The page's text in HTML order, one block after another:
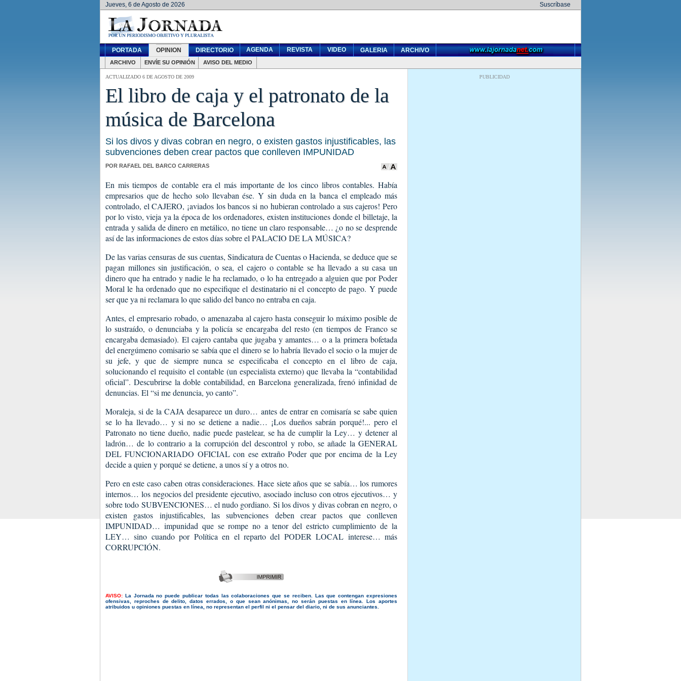
Jueves, 6 de Agosto de 2026 Suscríbase
PORTADA OPINION DIRECTORIO AGENDA REVISTA VIDEO GALERIA ARCHIVO
ARCHIVO ENVÍE SU OPINIÓN AVISO DEL MEDIO
PUBLICIDAD
ACTUALIZADO 6 DE AGOSTO DE 2009
El libro de caja y el patronato de la
música de Barcelona
Si los divos y divas cobran en negro, o existen gastos injustificables, las
subvenciones deben crear pactos que conlleven IMPUNIDAD
POR RAFAEL DEL BARCO CARRERAS
En mis tiempos de contable era el más importante de los cinco libros contables. Había
empresarios que de hecho solo llevaban ése. Y sin duda en la banca el empleado más
controlado, el CAJERO, ¡aviados los bancos si no hubieran controlado a sus cajeros! Pero
por lo visto, vieja ya la época de los ordenadores, existen instituciones donde el billetaje, la
entrada y salida de dinero en metálico, no tiene un claro responsable… ¿o no se desprende
así de las informaciones de estos días sobre el PALACIO DE LA MÚSICA?
De las varias censuras de sus cuentas, Sindicatura de Cuentas o Hacienda, se deduce que se
pagan millones sin justificación, o sea, el cajero o contable se ha llevado a su casa un
dinero que ha entrado y nadie le ha reclamado, o lo ha entregado a alguien que por Poder
Moral le ha ordenado que no especifique el destinatario ni el concepto de pago. Y puede
ser que ya ni reclamara lo que salido del banco no entraba en caja.
Antes, el empresario robado, o amenazaba al cajero hasta conseguir lo máximo posible de
lo sustraído, o denunciaba y la policía se encargaba del resto (en tiempos de Franco se
encargaba demasiado). El cajero cantaba que jugaba y amantes… o a la primera bofetada
del energúmeno comisario se sabía que el dinero se lo habría llevado el socio o la mujer de
su jefe, y que de siempre nunca se especificaba el concepto en el libro de caja,
solucionando el requisito el contable (un especialista externo) que llevaba la “contabilidad
oficial”. Descubrirse la doble contabilidad, en Barcelona generalizada, frenó infinidad de
denuncias. El “si me denuncia, yo canto”.
Moraleja, si de la CAJA desaparece un duro… antes de entrar en comisaría se sabe quien
se lo ha llevado… y si no se detiene a nadie… ¡Los dueños sabrán porqué!... pero el
Patronato no tiene dueño, nadie puede pastelear, se ha de cumplir la Ley… y detener al
ladrón… de lo contrario a la corrupción del descontrol y robo, se añade la GENERAL
DEL FUNCIONARIADO OFICIAL con ese extraño Poder que por encima de la Ley
decide a quien y porqué se detiene, a unos sí y a otros no.
Pero en este caso caben otras consideraciones. Hace siete años que se sabía… los rumores
internos… los negocios del presidente ejecutivo, asociado incluso con otros ejecutivos… y
sobre todo SUBVENCIONES… el nudo gordiano. Si los divos y divas cobran en negro, o
existen gastos injustificables, las subvenciones deben crear pactos que conlleven
IMPUNIDAD… impunidad que se rompe no a tenor del estricto cumplimiento de la
LEY… sino cuando por Política en el reparto del PODER LOCAL interese… más
CORRUPCIÓN.
AVISO: La Jornada no puede publicar todas las colaboraciones que se reciben. Las que contengan expresiones
ofensivas, reproches de delito, datos errados, o que sean anónimas, no serán puestas en línea. Los aportes
atribuidos u opiniones puestas en línea, no representan el perfil ni el pensar del diario, ni de sus anunciantes.